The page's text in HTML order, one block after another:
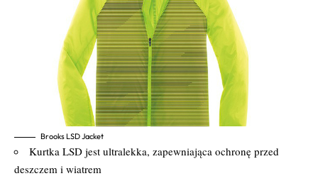
Brooks LSD Jacket
Kurtka LSD jest ultralekka, zapewniająca ochronę przed
deszczem i wiatrem